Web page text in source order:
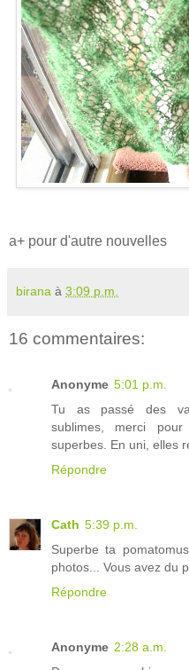
a+ pour d'autre nouvelles
birana à 3:09 p.m.
16 commentaires:
Anonyme 5:01 p.m.
Tu as passé des
sublimes, merci
superbes. En uni, elles
Répondre
Cath 5:39 p.m.
Superbe ta
photos... Vous avez du
Répondre
Anonyme 2:28 a.m.